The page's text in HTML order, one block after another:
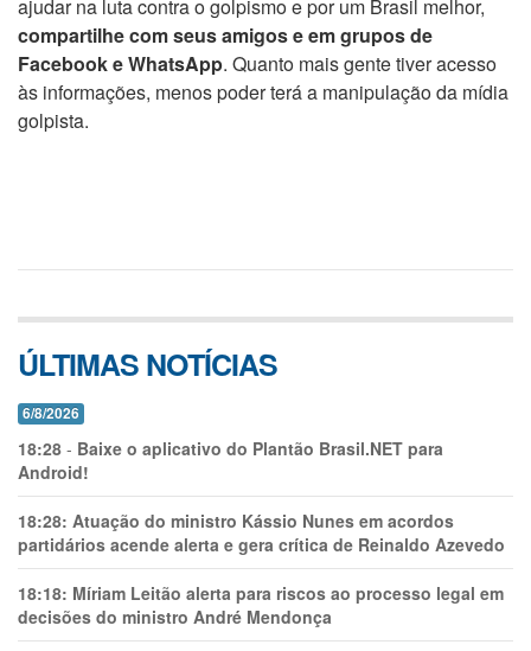
ajudar na luta contra o golpismo e por um Brasil melhor,
compartilhe com seus amigos e em grupos de
Facebook e WhatsApp. Quanto mais gente tiver acesso
às informações, menos poder terá a manipulação da mídia
golpista.
ÚLTIMAS NOTÍCIAS
6/8/2026
18:28 - Baixe o aplicativo do Plantão Brasil.NET para
Android!
18:28: Atuação do ministro Kássio Nunes em acordos
partidários acende alerta e gera crítica de Reinaldo Azevedo
18:18: Míriam Leitão alerta para riscos ao processo legal em
decisões do ministro André Mendonça